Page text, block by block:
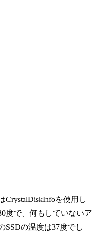
CrystalDiskInfoを使用し
度で、何もしていないア
SSDの温度は37度でし